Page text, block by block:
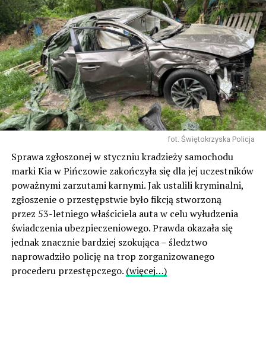
fot. Świętokrzyska Policja
Sprawa zgłoszonej w styczniu kradzieży samochodu
marki Kia w Pińczowie zakończyła się dla jej uczestników
poważnymi zarzutami karnymi. Jak ustalili kryminalni,
zgłoszenie o przestępstwie było fikcją stworzoną
przez 53-letniego właściciela auta w celu wyłudzenia
świadczenia ubezpieczeniowego. Prawda okazała się
jednak znacznie bardziej szokująca – śledztwo
naprowadziło policję na trop zorganizowanego
procederu przestępczego. (więcej…)